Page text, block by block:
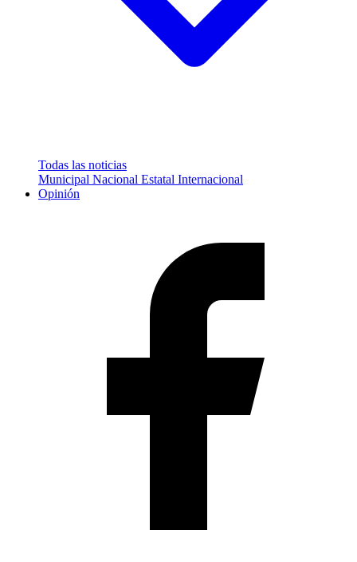
Todas las noticias
Municipal Nacional Estatal Internacional
Opinión